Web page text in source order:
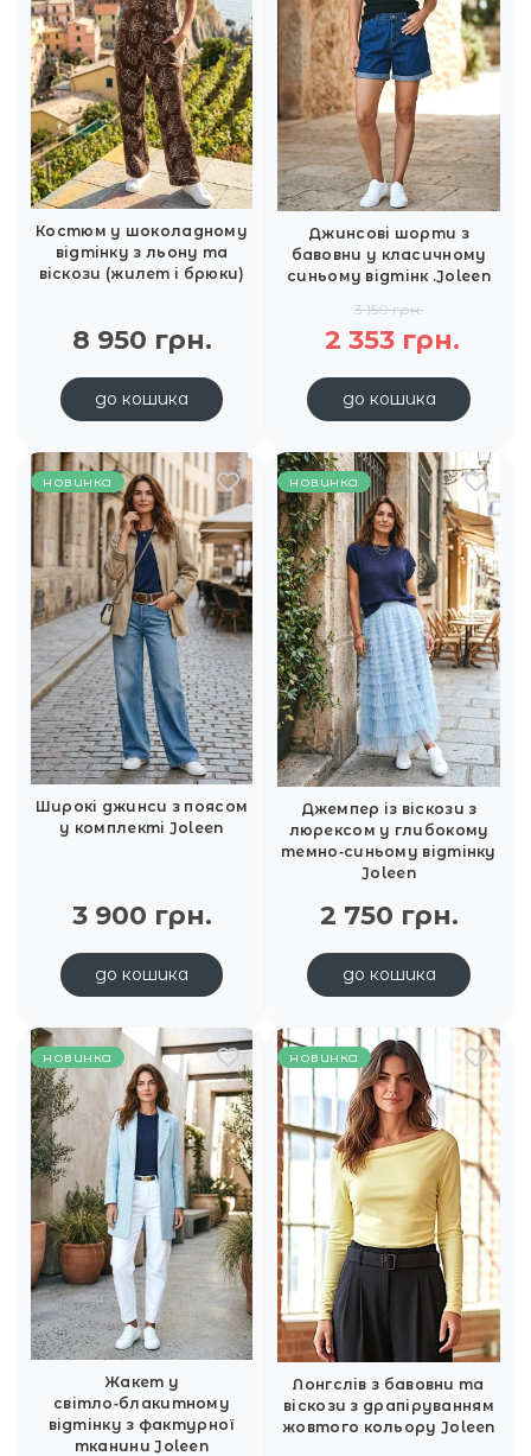
Костюм у шоколадному
відтінку з льону та
віскози (жилет і брюки)
8 950 грн.
до кошика
Джинсові шорти з
бавовни у класичному
синьому відтінк .Joleen
3 150 грн.
2 353 грн.
до кошика
новинка
Широкі джинси з поясом
у комплекті Joleen
3 900 грн.
до кошика
новинка
Джемпер із віскози з
люрексом у глибокому
темно‑синьому відтінку
Joleen
2 750 грн.
до кошика
новинка
Жакет у
світло‑блакитному
відтінку з фактурної
тканини Joleen
новинка
Лонгслів з бавовни та
віскози з драпіруванням
жовтого кольору Joleen